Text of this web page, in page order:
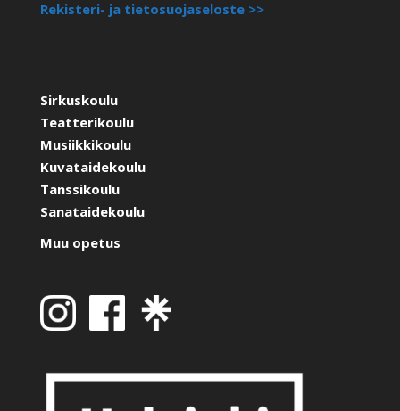
Rekisteri- ja tietosuojaseloste >>
Sirkuskoulu
Teatterikoulu
Musiikkikoulu
Kuvataidekoulu
Tanssikoulu
Sanataidekoulu
Muu opetus